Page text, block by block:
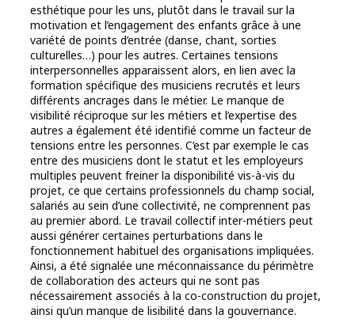
esthétique pour les uns, plutôt dans le travail sur la
motivation et l’engagement des enfants grâce à une
variété de points d’entrée (danse, chant, sorties
culturelles…) pour les autres. Certaines tensions
interpersonnelles apparaissent alors, en lien avec la
formation spécifique des musiciens recrutés et leurs
différents ancrages dans le métier. Le manque de
visibilité réciproque sur les métiers et l’expertise des
autres a également été identifié comme un facteur de
tensions entre les personnes. C’est par exemple le cas
entre des musiciens dont le statut et les employeurs
multiples peuvent freiner la disponibilité vis-à-vis du
projet, ce que certains professionnels du champ social,
salariés au sein d’une collectivité, ne comprennent pas
au premier abord. Le travail collectif inter-métiers peut
aussi générer certaines perturbations dans le
fonctionnement habituel des organisations impliquées.
Ainsi, a été signalée une méconnaissance du périmètre
de collaboration des acteurs qui ne sont pas
nécessairement associés à la co-construction du projet,
ainsi qu’un manque de lisibilité dans la gouvernance.